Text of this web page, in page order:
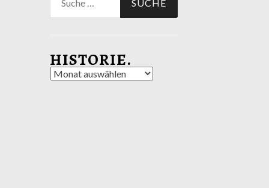
nach:
HISTORIE.
Historie.